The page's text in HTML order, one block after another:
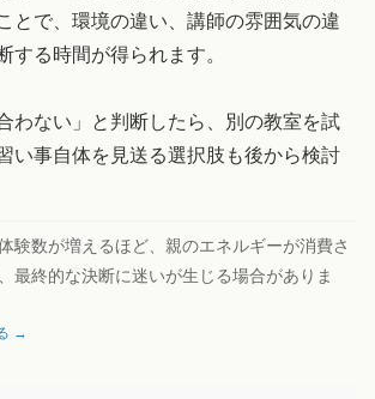
とで、環境の違い、講師の雰囲気の違
する時間が得られます。
わない」と判断したら、別の教室を試
い事自体を見送る選択肢も後から検討
験数が増えるほど、親のエネルギーが消費さ
最終的な決断に迷いが生じる場合がありま
→